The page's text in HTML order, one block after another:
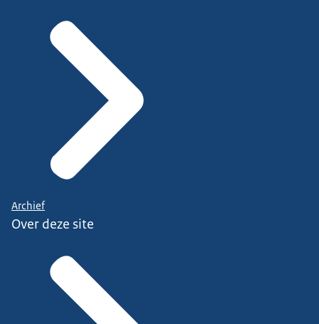
Archief
Over deze site